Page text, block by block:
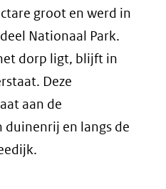
groot en werd in
Nationaal Park.
dorp ligt, blijft in
Deze
aan de
duinenrij en langs de